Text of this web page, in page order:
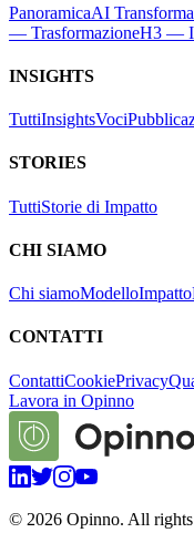
PanoramicaAI
— TrasformazioneH3 —
INSIGHTS
TuttiInsightsVoci
STORIES
TuttiStorie di Impatto
CHI SIAMO
Chi siamoModelloImpatto
CONTATTI
ContattiCookiePrivacy
Lavora in Opinno
© 2026 Opinno. All rights